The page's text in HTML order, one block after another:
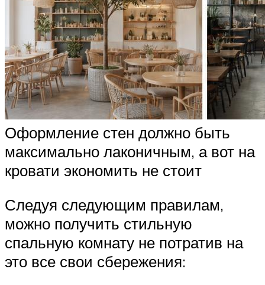
Оформление стен должно быть
максимально лаконичным, а вот на
кровати экономить не стоит
Следуя следующим правилам,
можно получить стильную
спальную комнату не потратив на
это все свои сбережения: